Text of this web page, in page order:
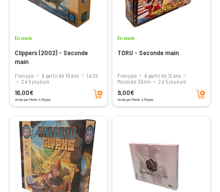
En stock
Clippers (2002) - Seconde
main
Français à partir de 10 ans
1 à 2h
2 à 5 joueurs
16,00€
Vendu par Pioche & Rejoue
Ajouter au panier
En stock
TORU - Seconde main
Français
à partir de 12 ans
moins de 30mn
2 à 5 joueurs
9,00€
Vendu par Pioche & Rejoue
Ajouter au panier